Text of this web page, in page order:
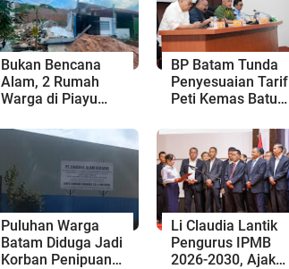
Bukan Bencana
Alam, 2 Rumah
Warga di Piayu
Proyek Cut and Fill
BP Batam Tunda
Penyesuaian Tarif
Peti Kemas Batu
Agustus 2026
Puluhan Warga
Batam Diduga Jadi
Korban Penipuan
Li Claudia Lantik
Pengurus IPMB
2026-2030, Ajak